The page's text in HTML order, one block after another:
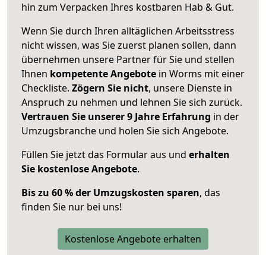
hin zum Verpacken Ihres kostbaren Hab & Gut.
Wenn Sie durch Ihren alltäglichen Arbeitsstress
nicht wissen, was Sie zuerst planen sollen, dann
übernehmen unsere Partner für Sie und stellen
Ihnen kompetente Angebote in Worms mit einer
Checkliste. Zögern Sie nicht, unsere Dienste in
Anspruch zu nehmen und lehnen Sie sich zurück.
Vertrauen Sie unserer 9 Jahre Erfahrung in der
Umzugsbranche und holen Sie sich Angebote.
Füllen Sie jetzt das Formular aus und erhalten
Sie kostenlose Angebote.
Bis zu 60 % der Umzugskosten sparen, das
finden Sie nur bei uns!
Kostenlose Angebote erhalten